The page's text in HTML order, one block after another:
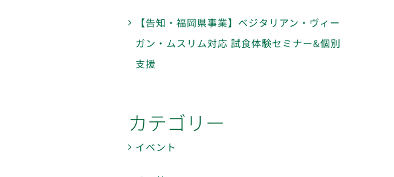
【告知・福岡県事業】ベジタリアン・ヴィー
ガン・ムスリム対応 試食体験セミナー&個別
支援
カテゴリー
イベント